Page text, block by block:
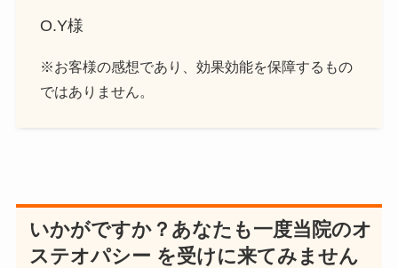
O.Y様
※お客様の感想であり、効果効能を保障するもの
ではありません。
いかがですか？あなたも一度当院のオ
ステオパシー を受けに来てみません